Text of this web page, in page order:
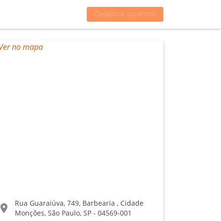
Cadastrar ou entrar
Rua Guaraiúva, 749, Barbearia , Cidade
Monções, São Paulo, SP - 04569-001